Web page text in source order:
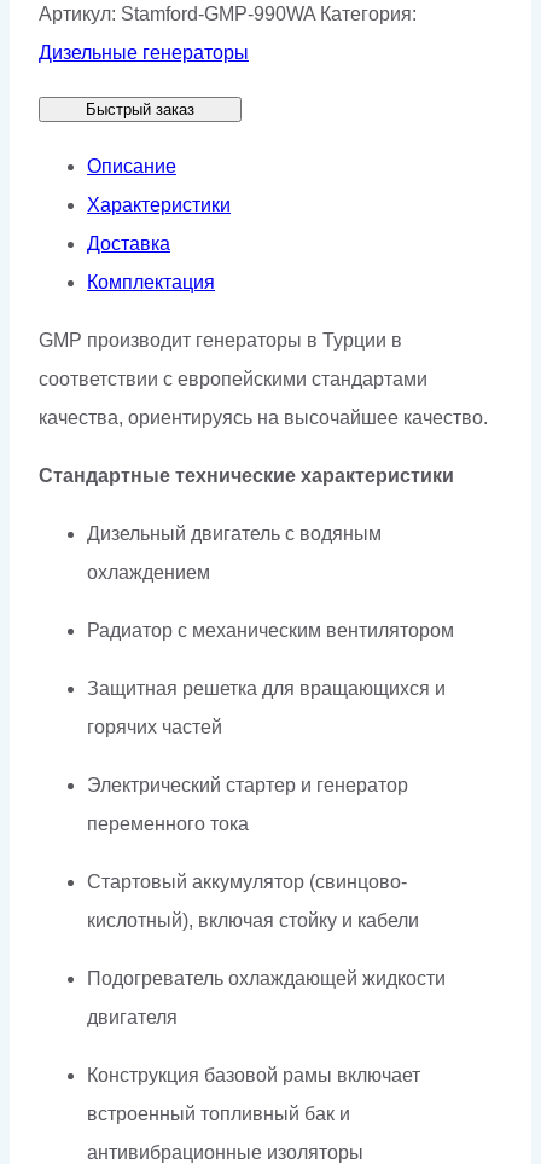
Генератор
Stamford
990WA
Артикул: Stamford-GMP-990WA Категория:
Дизельные генераторы
Быстрый заказ
Описание
Характеристики
Доставка
Комплектация
GMP производит генераторы в Турции в
соответствии с европейскими стандартами
качества, ориентируясь на высочайшее качество.
Стандартные технические характеристики
Дизельный двигатель с водяным
охлаждением
Радиатор с механическим вентилятором
Защитная решетка для вращающихся и
горячих частей
Электрический стартер и генератор
переменного тока
Стартовый аккумулятор (свинцово-
кислотный), включая стойку и кабели
Подогреватель охлаждающей жидкости
двигателя
Конструкция базовой рамы включает
встроенный топливный бак и
антивибрационные изоляторы